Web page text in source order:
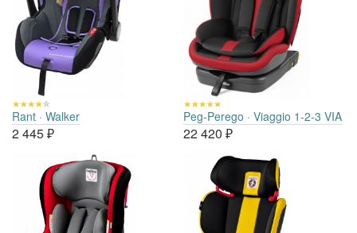
Rant · Walker
2 445₽
Peg-Perego · Viaggio 1-2-3 VIA
22 420 ₽